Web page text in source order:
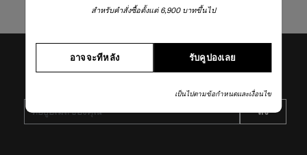
สำหรับคำสั่งซื้อตั้งแต่ 6,900 บาทขึ้นไป
รับคูปองเลย
อาจจะทีหลัง
เป็นไปตามข้อกำหนดและเงื่อนไข
ส่ง